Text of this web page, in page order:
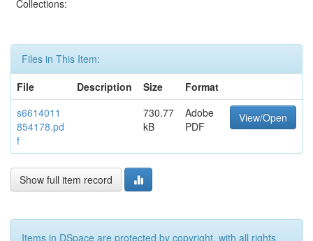
Collections:
Files in This Item:
File
Description Size
Format
s6614011
854178.pd
f
730.77
kB
Adobe
PDF
View/Open
Show full item record
Items in DSpace are protected by copyright, with all rights